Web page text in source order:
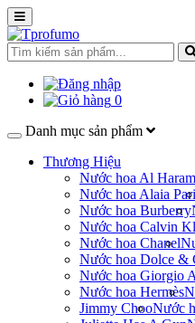
0
Danh mục sản phẩm
Thương Hiệu
Nước hoa Al
Nước hoa Alaia
Nước hoa Burberry
Nước hoa Calvin
Nước hoa Chanel
Nước hoa Dolce &
Nước hoa Giorgio
Nước hoa Hermès
Jimmy ChooNước